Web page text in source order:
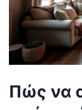
Πώς να